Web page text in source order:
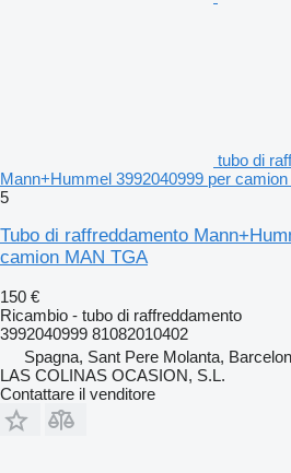
tubo di
Mann+Hummel 3992040999 per
5
Tubo di raffreddamento
camion MAN TGA
150 €
Ricambio - tubo di raffreddamento
3992040999 81082010402
Spagna, Sant Pere Molanta,
LAS COLINAS OCASION, S.L.
Contattare il venditore